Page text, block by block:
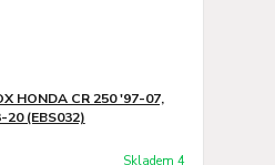
HONDA CR 250 '97-07,
20 (EBS032)
Skladem 4